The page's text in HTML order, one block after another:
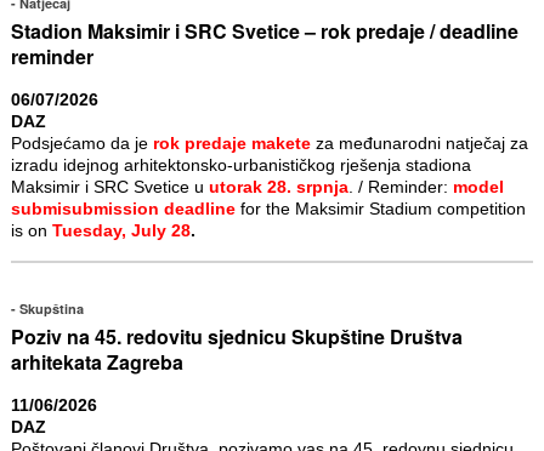
Stadion Maksimir i SRC Svetice – rok predaje / deadline
reminder
06/07/2026
DAZ
Podsjećamo da je rok predaje maketeza međunarodni natječaj za
izradu idejnog arhitektonsko-urbanističkog rješenja stadiona
Maksimir i SRC Svetice u utorak 28. srpnja. / Reminder: model
submisubmission deadlinefor the Maksimir Stadium competition
is on Tuesday, July 28.
Skupština
Poziv na 45. redovitu sjednicu Skupštine Društva
arhitekata Zagreba
11/06/2026
DAZ